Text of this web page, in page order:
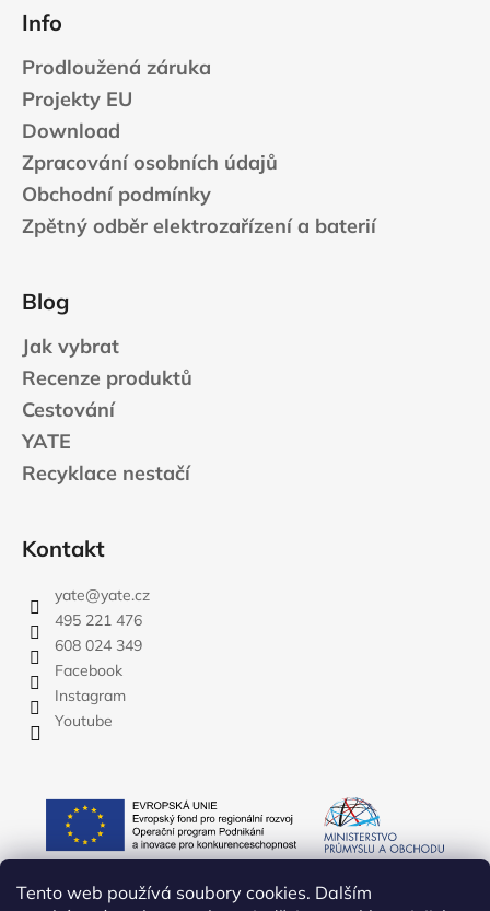
Tento web používá soubory cookies. Dalším
Info
Prodloužená záruka
Projekty EU
Download
Zpracování osobních údajů
Obchodní podmínky
Zpětný odběr elektrozařízení a baterií
Blog
Jak vybrat
Recenze produktů
Cestování
YATE
Recyklace nestačí
Kontakt
yate@yate.cz
495 221 476
608 024 349
Facebook
Instagram
Youtube